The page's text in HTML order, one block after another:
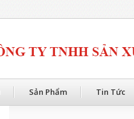
Sản Phẩm Tin Tức